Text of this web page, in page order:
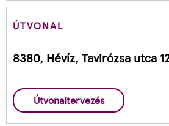
ÚTVONAL
8380, Hévíz, Tavirózsa utca
Útvonaltervezés